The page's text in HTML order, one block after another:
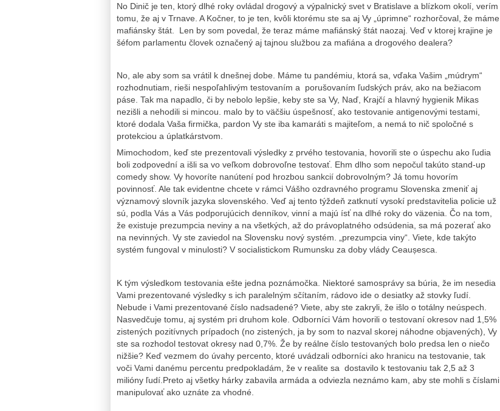
No Dinič je ten, ktorý dlhé roky ovládal drogový a výpalnický svet v Bratislave a blízkom okolí, verím
tomu, že aj v Trnave. A Kočner, to je ten, kvôli ktorému ste sa aj Vy „úprimne“ rozhorčoval, že máme
mafiánsky štát. Len by som povedal, že teraz máme mafiánský štát naozaj. Veď v ktorej krajine je
šéfom parlamentu človek označený aj tajnou službou za mafiána a drogového dealera?
No, ale aby som sa vrátil k dnešnej dobe. Máme tu pandémiu, ktorá sa, vďaka Vašim „múdrym“
rozhodnutiam, rieši nespoľahlivým testovaním a porušovaním ľudských práv, ako na bežiacom
páse. Tak ma napadlo, či by nebolo lepšie, keby ste sa Vy, Naď, Krajčí a hlavný hygienik Mikas
nezišli a nehodili si mincou. malo by to väčšiu úspešnosť, ako testovanie antigenovými testami,
ktoré dodala Vaša firmička, pardon Vy ste iba kamaráti s majiteľom, a nemá to nič spoločné s
protekciou a úplatkárstvom.
Mimochodom, keď ste prezentovali výsledky z prvého testovania, hovorili ste o úspechu ako ľudia
boli zodpovední a išli sa vo veľkom dobrovoľne testovať. Ehm dlho som nepočul takúto stand-up
comedy show. Vy hovoríte nanútení pod hrozbou sankcií dobrovolným? Já tomu hovorím
povinnosť. Ale tak evidentne chcete v rámci Vášho ozdravného programu Slovenska zmeniť aj
významový slovník jazyka slovenského. Veď aj tento týždeň zatknutí vysokí predstavitelia policie už
sú, podla Vás a Vás podporujúcich denníkov, vinní a majú ísť na dlhé roky do väzenia. Čo na tom,
že existuje prezumpcia neviny a na všetkých, až do právoplatného odsúdenia, sa má pozerať ako
na nevinných. Vy ste zaviedol na Slovensku nový systém. „prezumpcia viny“. Viete, kde takýto
systém fungoval v minulosti? V socialistickom Rumunsku za doby vlády Ceaușesca.
K tým výsledkom testovania ešte jedna poznámočka. Niektoré samosprávy sa búria, že im nesedia
Vami prezentované výsledky s ich paralelným sčítaním, rádovo ide o desiatky až stovky ľudí.
Nebude i Vami prezentované číslo nadsadené? Viete, aby ste zakryli, že išlo o totálny neúspech.
Nasvedčuje tomu, aj systém pri druhom kole. Odborníci Vám hovorili o testovaní okresov nad 1,5%
zistených pozitívnych prípadoch (no zistených, ja by som to nazval skorej náhodne objavených), Vy
ste sa rozhodol testovat okresy nad 0,7%. Že by reálne číslo testovaných bolo predsa len o niečo
nižšie? Keď vezmem do úvahy percento, ktoré uvádzali odborníci ako hranicu na testovanie, tak
voči Vami danému percentu predpokladám, že v realite sa dostavilo k testovaniu tak 2,5 až 3
milióny ľudí.Preto aj všetky hárky zabavila armáda a odviezla neznámo kam, aby ste mohli s číslami
manipulovať ako uznáte za vhodné.